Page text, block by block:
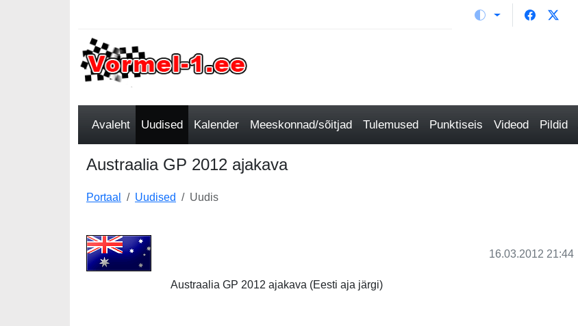
Avaleht Uudised Kalender Meeskonnad/sõitjad Tulemused Punktiseis Videod Pildid
Austraalia GP 2012 ajakava
Portaal Uudised Uudis
16.03.2012 21:44
Austraalia GP 2012 ajakava (Eesti aja järgi)